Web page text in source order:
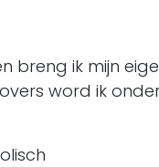
en breng ik
ik